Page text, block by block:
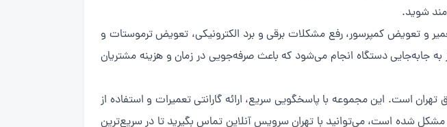
شوید.
و تعویض کمپرسور، رفع مشکلات برقی و برد الکترونیکی، تعویض ترموستات و
دستگاه انجام می‌شود که باعث صرفه‌جویی در زمان و هزینه مشتریان
است. این مجموعه با پاسخگویی سریع، ارائه گارانتی تعمیرات و استفاده از
مشکل شده است، می‌توانید با تهران سرویس آنلاین تماس بگیرید تا در سریع‌ترین